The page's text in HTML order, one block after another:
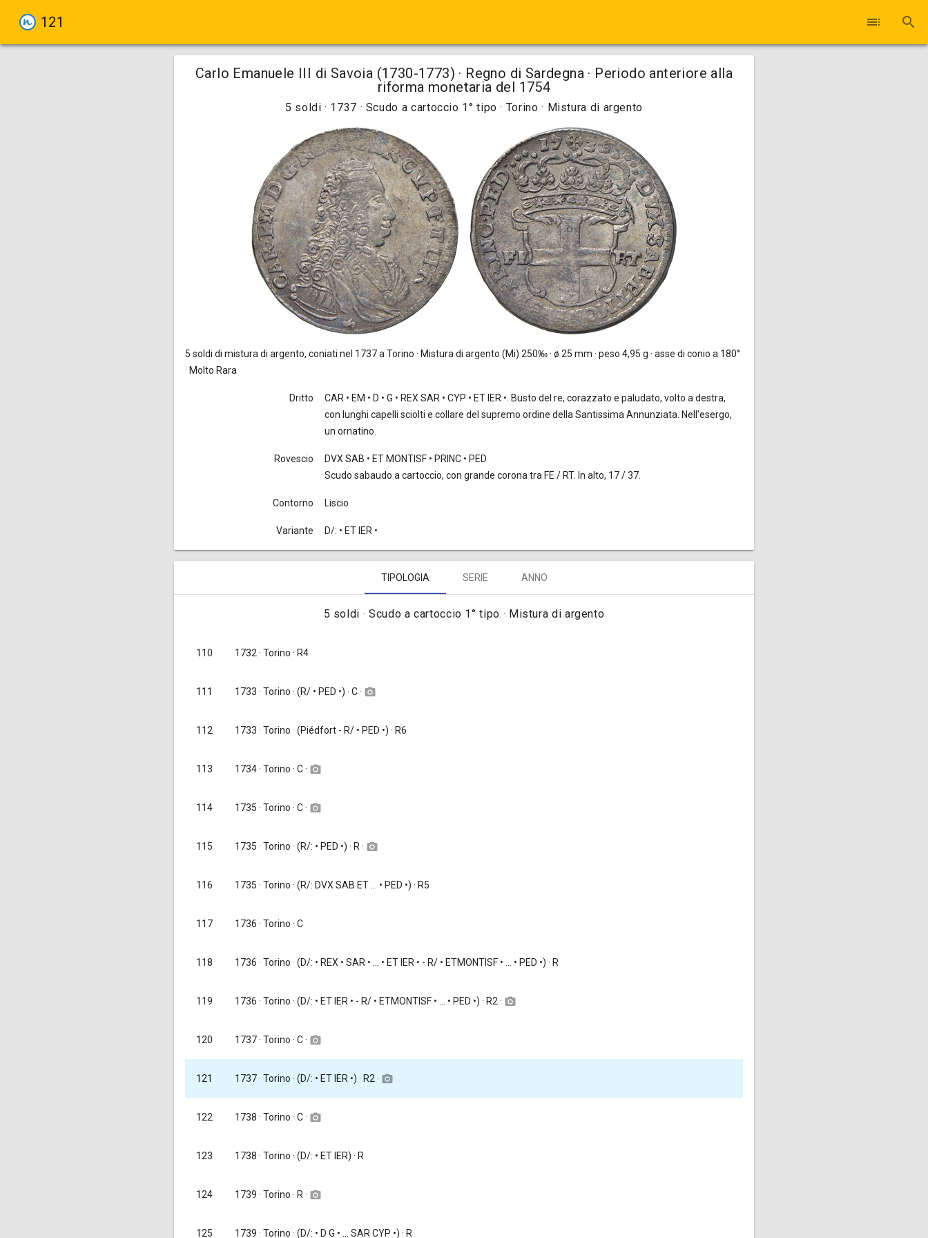
121 toc search
Carlo Emanuele III di Savoia (1730-1773) · Regno di Sardegna · Periodo anteriore alla
riforma monetaria del 1754
5 soldi · 1737 · Scudo a cartoccio 1° tipo · Torino · Mistura di argento
5 soldi di mistura di argento, coniati nel 1737 a Torino · Mistura di argento (Mi) 250‰ · ø 25 mm · peso 4,95 g · asse di conio a 180°
· Molto Rara
Dritto
CAR • EM • D • G • REX SAR • CYP • ET IER •. Busto del re, corazzato e paludato, volto a destra,
con lunghi capelli sciolti e collare del supremo ordine della Santissima Annunziata. Nell'esergo,
un ornatino.
Rovescio
DVX SAB • ET MONTISF • PRINC • PED
Scudo sabaudo a cartoccio, con grande corona tra FE / RT. In alto, 17 / 37.
Contorno Liscio
Variante D/: • ET IER •
TIPOLOGIA SERIE ANNO
5 soldi · Scudo a cartoccio 1° tipo · Mistura di argento
110 1732 · Torino · R4
111 1733 · Torino · (R/ • PED •) · C · camera_alt
112 1733 · Torino · (Piédfort - R/ • PED •) · R6
113 1734· Torino · C · camera_alt
114 1735 · Torino · C · camera_alt
115 1735 · Torino · (R/: • PED •) · R · camera_alt
116 1735 · Torino · (R/: DVX SAB ET ... • PED •) · R5
117 1736 · Torino · C
118 1736 · Torino · (D/: • REX • SAR • ... • ET IER • - R/ • ETMONTISF • ... • PED •) · R
119 1736 · Torino · (D/: • ET IER • - R/ • ETMONTISF • ... • PED •) · R2 · camera_alt
120 1737· Torino · C · camera_alt
121 1737· Torino · (D/: • ET IER •) · R2 · camera_alt
122 1738 · Torino · C · camera_alt
123 1738 · Torino · (D/: • ET IER) · R
124 1739 · Torino · R · camera_alt
125 1739 · Torino · (D/: • D G • ... SAR CYP •) · R